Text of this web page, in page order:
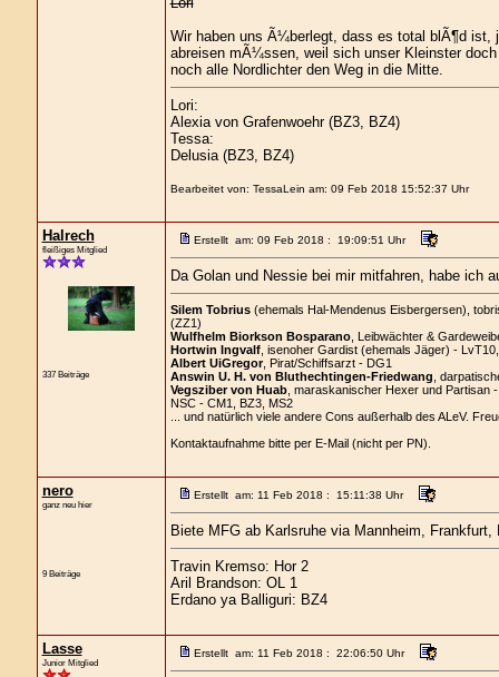
Wir haben uns Ã¼berlegt, dass es total blÃ¶d
abreisen mÃ¼ssen, weil sich unser Kleinster
noch alle Nordlichter den Weg in die Mitte.
Lori:
Alexia von Grafenwoehr (BZ3, BZ4)
Tessa:
Delusia (BZ3, BZ4)
Bearbeitet von: TessaLein am: 09 Feb 2018 15:52:37 Uhr
Halrech
fleißiges Mitglied
337 Beiträge
Erstellt am: 09 Feb 2018 : 19:09:51 Uhr
Da Golan und Nessie bei mir mitfahren, habe ich
Silem Tobrius(ehemals Hal-Mendenus Eisbergersen),
(ZZ1)
Wulfhelm Biorkson Bosparano, Leibwächter &
Hortwin Ingvalf, isenoher Gardist (ehemals Jäger) -
Albert UiGregor, Pirat/Schiffsarzt - DG1
Answin U. H. von Bluthechtingen-Friedwang ,
Vegsziber von Huab, maraskanischer Hexer und Partisan
NSC - CM1, BZ3, MS2
... und natürlich viele andere Cons außerhalb des ALeV.
Kontaktaufnahme bitte per E-Mail (nicht per PN).
nero
ganz neu hier
9 Beiträge
Erstellt am: 11 Feb 2018 : 15:11:38 Uhr
Biete MFG ab Karlsruhe via Mannheim, Frankfurt,
Travin Kremso: Hor 2
Aril Brandson: OL 1
Erdano ya Balliguri: BZ4
Lasse
Junior Mitglied
Erstellt am: 11 Feb 2018 : 22:06:50 Uhr